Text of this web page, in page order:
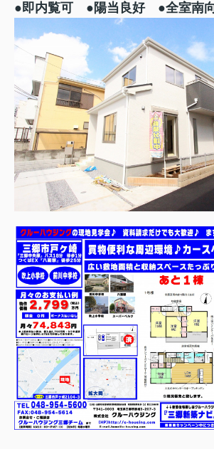
●即内覧可 ●陽当良好 ●全室南